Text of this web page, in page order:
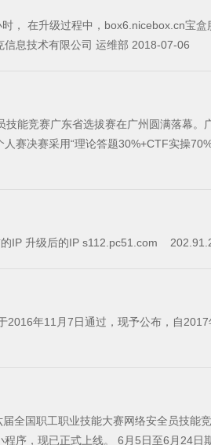
， 在升级过程中，box6.nicebox.cn宝盒
辑，暂停该宝盒服务器的一切操作。 在升级的过程中，网站访问不受影响，升级不影响网站数据。 给您带来不便，我司深表歉意！ 广东耐思尼克信息技术有限公司 运维部 2018-07-06
您好 为了提升服务器的品质，我司决定在2018-06-17号0时对服务器进行升级，升级过后
全国职工职业技能大赛网络安全员技能
，用户可在小程序中参与网